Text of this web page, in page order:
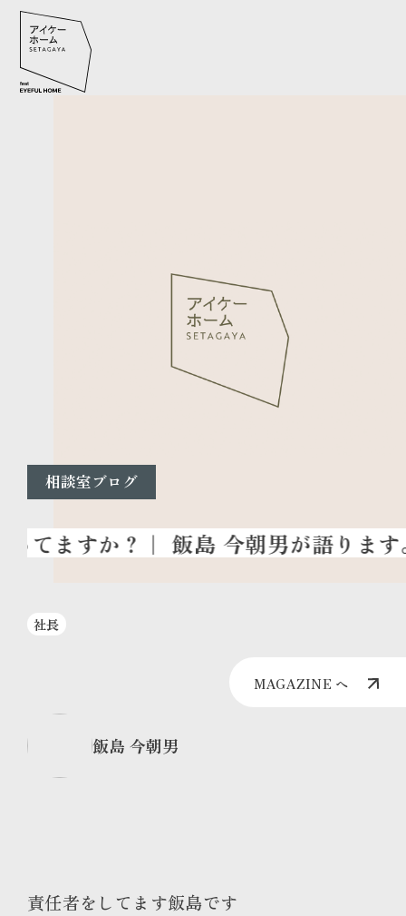
相談室ブログ
社長
MAGAZINE へ
飯島 今朝男
責任者をしてます飯島です